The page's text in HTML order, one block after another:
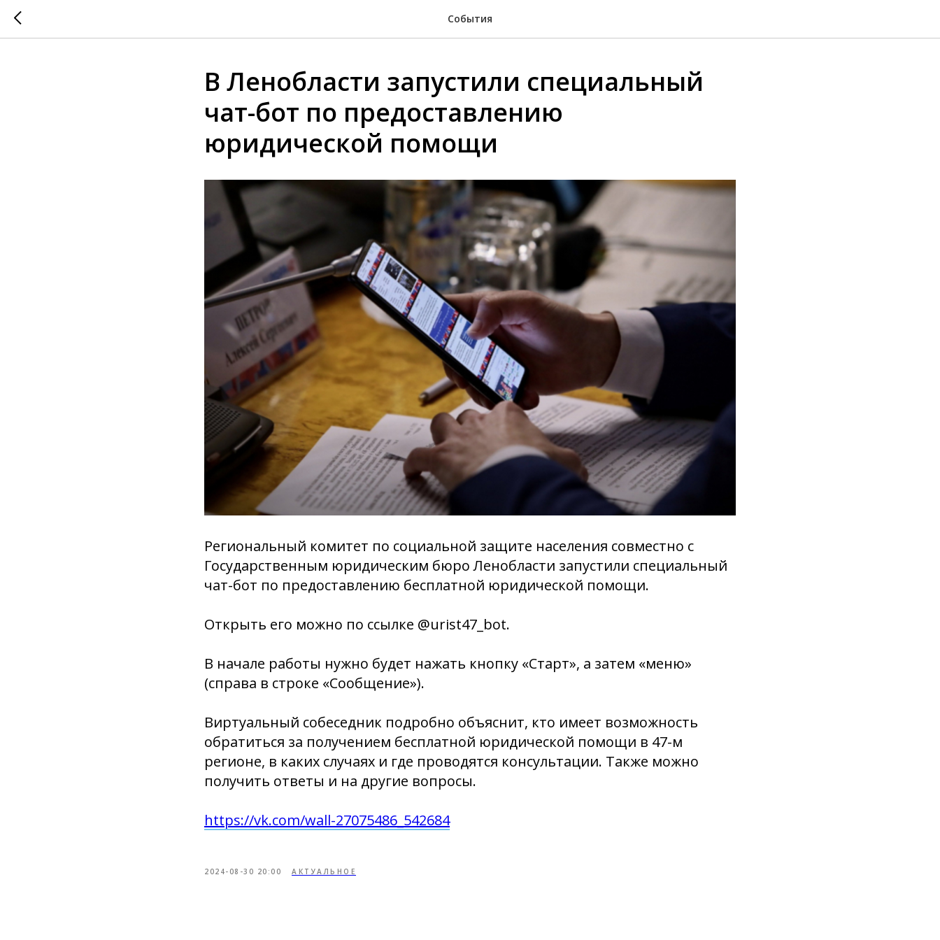
События
В Ленобласти запустили специальный
чат-бот по предоставлению
юридической помощи
Региональный комитет по социальной защите населения совместно с
Государственным юридическим бюро Ленобласти запустили специальный
чат-бот по предоставлению бесплатной юридической помощи.
Открыть его можно по ссылке @urist47_bot.
В начале работы нужно будет нажать кнопку «Старт», а затем «меню»
(справа в строке «Сообщение»).
Виртуальный собеседник подробно объяснит, кто имеет возможность
обратиться за получением бесплатной юридической помощи в 47-м
регионе, в каких случаях и где проводятся консультации. Также можно
получить ответы и на другие вопросы.
https://vk.com/wall-27075486_542684
2024-08-30 20:00 АКТУАЛЬНОЕ